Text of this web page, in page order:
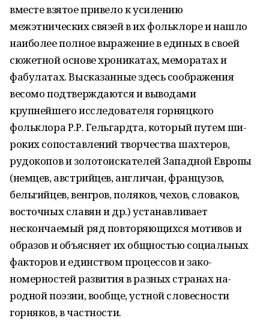
вместе взятое привело к уси­лению
межэтнических связей в их фольклоре и нашло
наиболее полное выражение в единых в своей
сюжетной основе хроникатах, меморатах и
фабулатах. Высказанные здесь сообра­жения
весомо подтверждаются и выводами
крупнейшего исследователя горняцкого
фольклора Р.Р. Гельгардта, который путем ши­
роких сопоставлений творчества шахтеров,
рудокопов и золотоискателей Западной Евро­пы
(немцев, австрийцев, англичан, францу­зов,
бельгийцев, венгров, поляков, чехов, сло­ваков,
восточных славян и др.) устанавливает
нескончаемый ряд повторяющихся мотивов и
образов и объясняет их общностью социаль­ных
факторов и единством процессов и зако­
номерностей развития в разных странах на­
родной поэзии, вообще, устной словесности
горняков, в частности.